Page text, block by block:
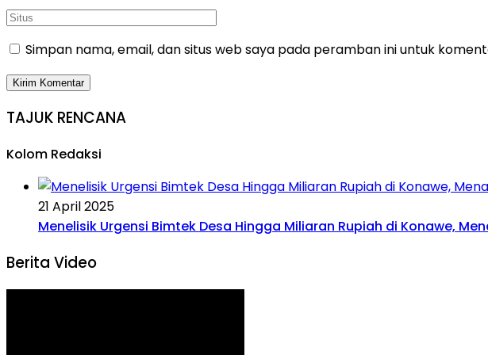
Simpan nama, email, dan situs web saya pada peramban ini untuk
TAJUK RENCANA
Kolom Redaksi
21 April 2025
Menelisik Urgensi Bimtek Desa Hingga Miliaran Rupiah di Konawe,
Berita Video